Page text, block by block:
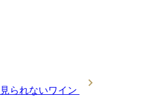
られないワイン